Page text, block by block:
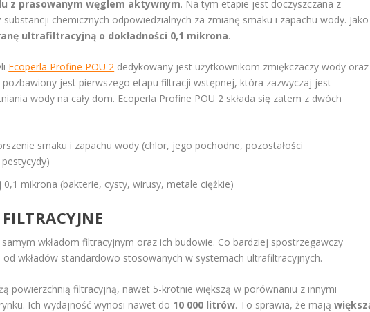
z prasowanym węglem aktywnym. Na tym etapie jest doczyszczana z
chemicznych odpowiedzialnych za zmianę smaku i zapachu wody. Jako
ultrafiltracyjną o dokładności 0,1 mikrona.
Ecoperla Profine POU 2 dedykowany jest użytkownikom zmiękczaczy wody oraz
jest pierwszego etapu filtracji wstępnej, która zazwyczaj jest
wody na cały dom. Ecoperla Profine POU 2 składa się zatem z dwóch
smaku i zapachu wody (chlor, jego pochodne, pozostałości
mikrona (bakterie, cysty, wirusy, metale ciężkie)
wkładom filtracyjnym oraz ich budowie. Co bardziej spostrzegawczy
wkładów standardowo stosowanych w systemach ultrafiltracyjnych.
powierzchnią filtracyjną, nawet 5-krotnie większą w porównaniu z innymi
Ich wydajność wynosi nawet do 10 000 litrów. To sprawia, że mają